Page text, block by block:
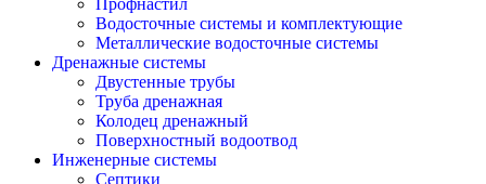
Профнастил
Водосточные системы и комплектующие
Металлические водосточные системы
Дренажные системы
Двустенные трубы
Труба дренажная
Колодец дренажный
Поверхностный водоотвод
Инженерные системы
Септики